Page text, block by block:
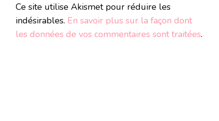
Ce site utilise Akismet pour réduire les
indésirables. En savoir plus sur la façon dont
les données de vos commentaires sont traitées.